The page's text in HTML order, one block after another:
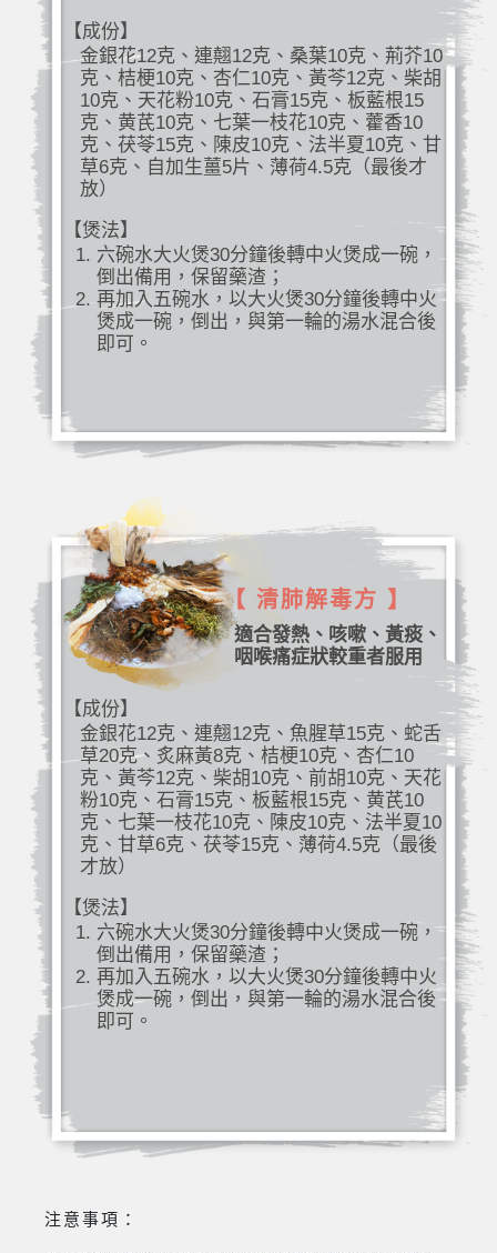
【成份】
金銀花12克、連翹12克、桑葉10克、荊芥10
克、桔梗10克、杏仁10克、黃芩12克、柴胡
10克、天花粉10克、石膏15克、板藍根15
克、黄芪10克、七葉一枝花10克、藿香10
克、茯苓15克、陳皮10克、法半夏10克、甘
草6克、自加生薑5片、薄荷4.5克（最後才
放）
【煲法】
六碗水大火煲30分鐘後轉中火煲成一碗，
倒出備用，保留藥渣；
再加入五碗水，以大火煲30分鐘後轉中火
煲成一碗，倒出，與第一輪的湯水混合後
即可。
【 清肺解毒方 】
適合發熱、咳嗽、黃痰、
咽喉痛症狀較重者服用
【成份】
金銀花12克、連翹12克、魚腥草15克、蛇舌
草20克、炙麻黃8克、桔梗10克、杏仁10
克、黃芩12克、柴胡10克、前胡10克、天花
粉10克、石膏15克、板藍根15克、黄芪10
克、七葉一枝花10克、陳皮10克、法半夏10
克、甘草6克、茯苓15克、薄荷4.5克（最後
才放）
【煲法】
六碗水大火煲30分鐘後轉中火煲成一碗，
倒出備用，保留藥渣；
再加入五碗水，以大火煲30分鐘後轉中火
煲成一碗，倒出，與第一輪的湯水混合後
即可。
注意事項：